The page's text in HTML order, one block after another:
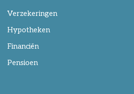
Verzekeringen
Hypotheken
Financiën
Pensioen